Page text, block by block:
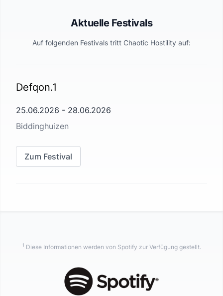
Aktuelle Festivals
Auf folgenden Festivals tritt Chaotic Hostility auf:
Defqon.1
25.06.2026 - 28.06.2026
Biddinghuizen
Zum Festival
1 Diese Informationen werden von Spotify zur Verfügung gestellt.